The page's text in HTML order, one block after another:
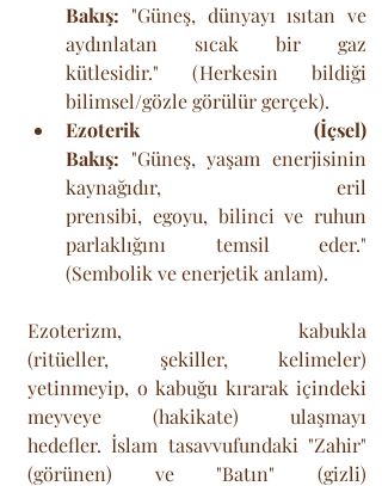
Bakış: "Güneş, dünyayı ısıtan ve
aydınlatan sıcak bir gaz
kütlesidir." (Herkesin bildiği
bilimsel/gözle görülür gerçek).
Ezoterik (İçsel)
Bakış: "Güneş, yaşam enerjisinin
kaynağıdır, eril
prensibi, egoyu, bilinci ve ruhun
parlaklığını temsil eder."
(Sembolik ve enerjetik anlam).
Ezoterizm, kabukla
(ritüeller, şekiller, kelimeler)
yetinmeyip, o kabuğu kırarak içindeki
meyveye (hakikate) ulaşmayı
hedefler. İslam tasavvufundaki "Zahir"
(görünen) ve "Batın" (gizli)